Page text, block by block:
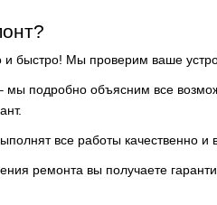
и быстро! Мы проверим ваше
мы подробно объясним все
все работы качественно и
ремонта вы получаете